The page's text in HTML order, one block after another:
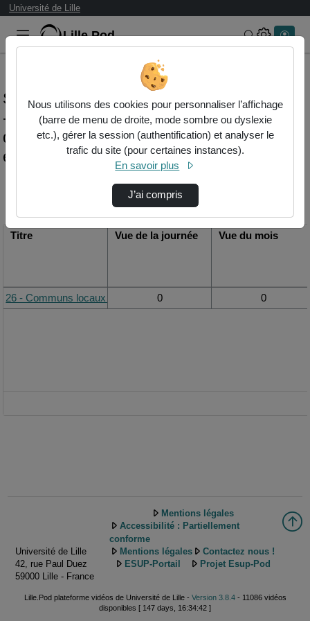
Université de Lille
Lille.Pod Rechercher
Statistiques de visualisation de la vidéo 26
- communs locaux : des solutions
discrètes face à une crise globale,
écologique et sociale ?
Titre Vue de la journée Vue du mois
26 - Communs locaux : des solutions discrètes face à une crise
0 0
Université de Lille
42, rue Paul Duez
59000 Lille - France
Mentions légales
Accessibilité : Partiellement
conforme
Mentions légales
Contactez nous !
ESUP-Portail
Projet Esup-Pod
Lille.Pod plateforme vidéos de Université de Lille - Version 3.8.4- 11086 vidéos
disponibles [ 147 days, 16:34:42 ]
Nous utilisons des cookies pour personnaliser l’affichage
(barre de menu de droite, mode sombre ou dyslexie
etc.), gérer la session (authentification) et analyser le
trafic du site (pour certaines instances).
En savoir plus
J’ai compris